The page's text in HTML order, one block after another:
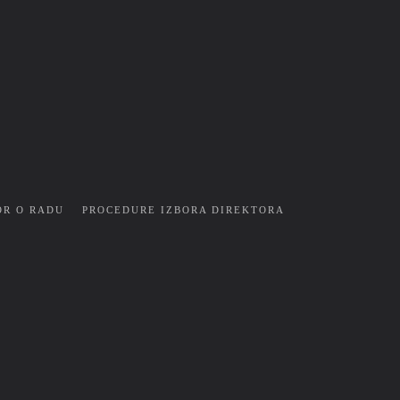
O RADU PROCEDURE IZBORA DIREKTORA